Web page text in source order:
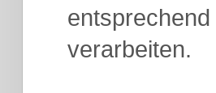
verarbeiten.